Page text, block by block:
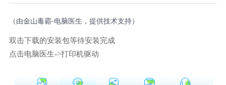
（由金山毒霸-电脑医生，提供技术支持）
双击下载的安装包等待安装完成
点击电脑医生->打印机驱动